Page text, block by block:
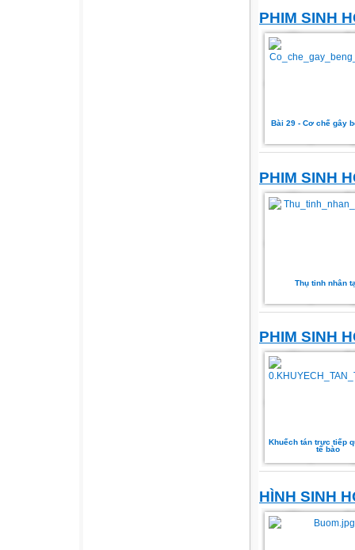
PHIM SINH
Bài 29 - Cơ chế gây
PHIM SINH
Thụ tinh nhân
PHIM SINH
Khuếch tán trực tiếp
tế bào
HÌNH SINH